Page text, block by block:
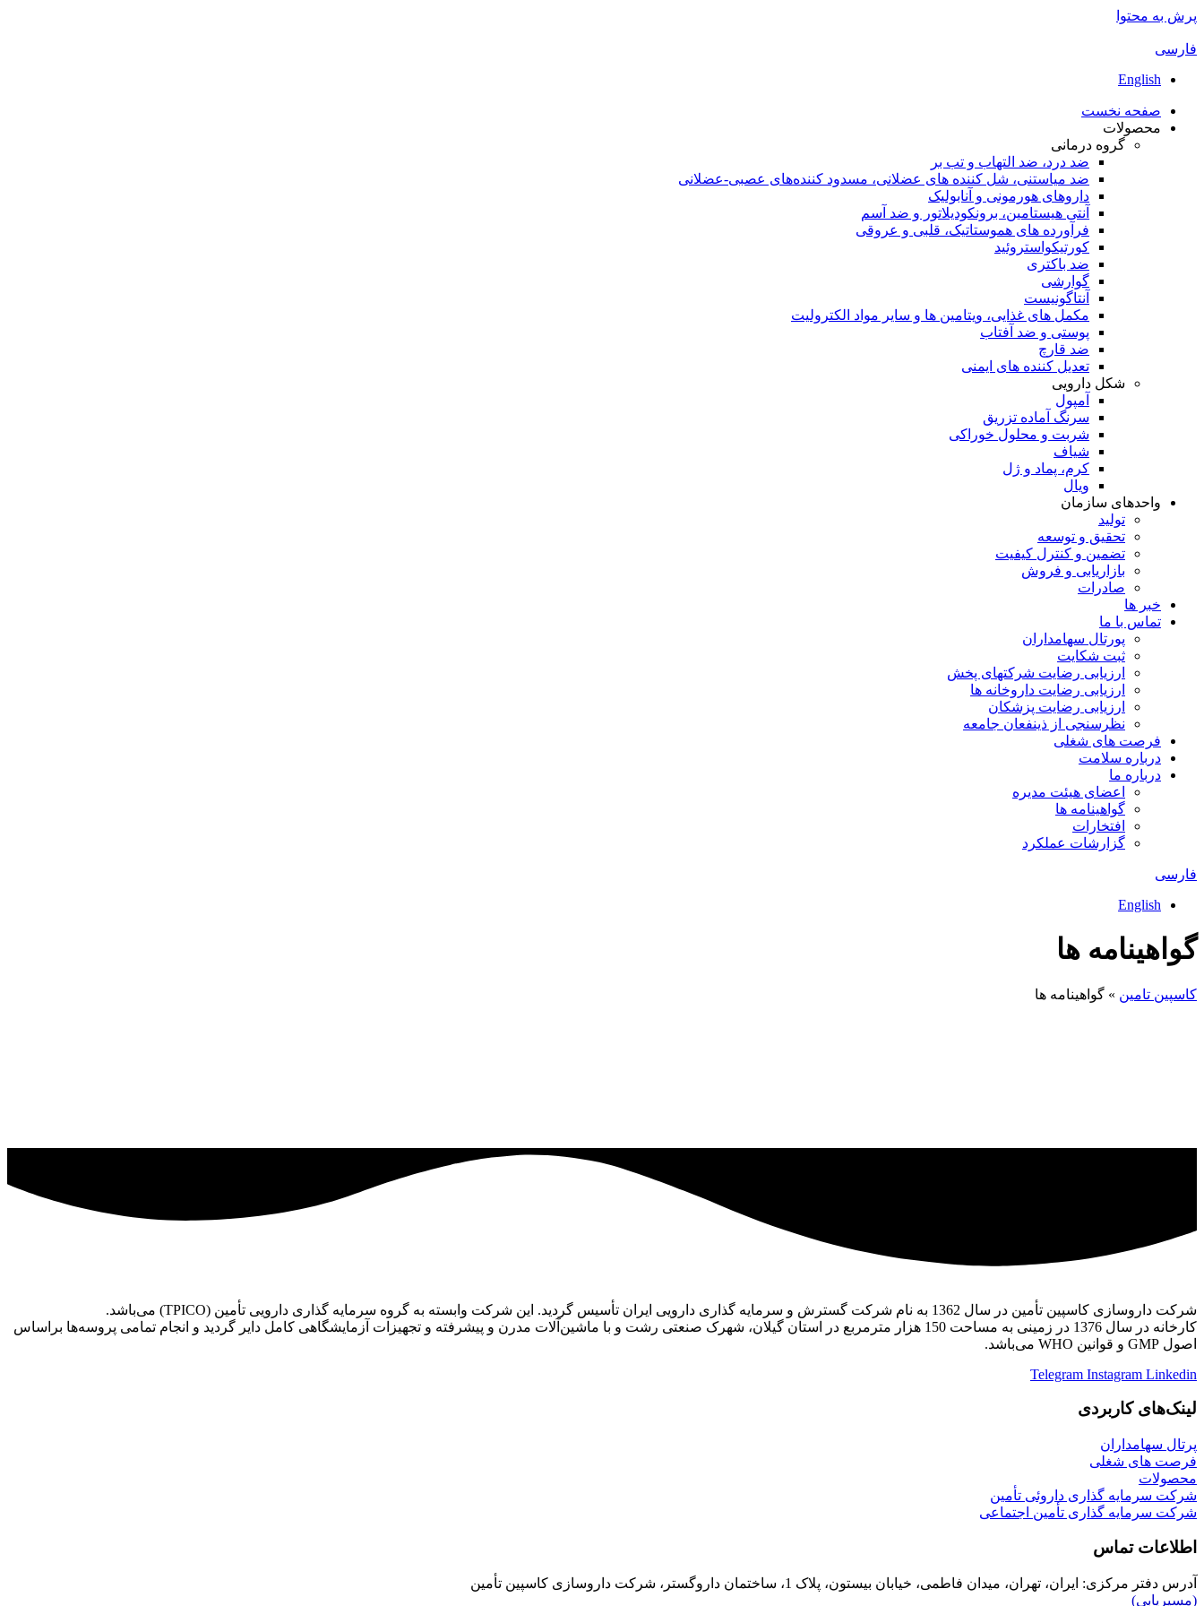
پرش به محتوا
فارسی
English
صفحه نخست
محصولات
گروه درمانی
ضد درد، ضد التهاب و تب بر
ضد میاستنی، شل کننده های عضلانی، مسدود کننده‌های عصبی-عضلانی
داروهای هورمونی و آنابولیک
آنتی هیستامین، برونکودیلاتور و ضد آسم
فرآورده های هموستاتیک، قلبی و عروقی
کورتیکواستروئید
ضد باکتری
گوارشی
آنتاگونیست
مکمل های غذایی، ویتامین ها و سایر مواد الکترولیت
پوستی و ضد آفتاب
ضد قارچ
تعدیل کننده های ایمنی
شکل دارویی
آمپول
سرنگ آماده تزریق
شربت و محلول خوراکی
شیاف
کرم، پماد و ژل
ویال
واحدهای سازمان
تولید
تحقیق و توسعه
تضمین و کنترل کیفیت
بازاریابی و فروش
صادرات
خبر ها
تماس با ما
پورتال سهامداران
ثبت شکایت
ارزیابی رضایت شرکتهای پخش
ارزیابی رضایت داروخانه ها
ارزیابی رضایت پزشکان
نظرسنجی از ذینفعان جامعه
فرصت های شغلی
درباره سلامت
درباره ما
اعضای هیئت مدیره
گواهینامه ها
افتخارات
گزارشات عملکرد
فارسی
English
گواهینامه ها
كاسپين تامين » گواهینامه ها
شرکت داروسازی کاسپین تأمین در سال 1362 به نام شرکت گسترش و سرمایه گذاری دارویی ایران تأسیس گردید. این شرکت وابسته به گروه سرمایه گذاری دارویی تأمین (TPICO) می‌باشد.
کارخانه در سال 1376 در زمینی به مساحت 150 هزار مترمربع در استان گیلان، شهرک صنعتی رشت و با ماشین‌آلات مدرن و پیشرفته و تجهیزات آزمایشگاهی کامل دایر گردید و انجام تمامی پروسه‌ها براساس
اصول GMP و قوانین WHO می‌باشد.
Telegram Instagram Linkedin
لینک‌های کاربردی
پرتال سهامداران
فرصت های شغلی
محصولات
شرکت سرمایه گذاری داروئی تأمین
شرکت سرمایه گذاری تأمین اجتماعی
اطلاعات تماس
آدرس دفتر مرکزی: ایران، تهران، میدان فاطمی، خیابان بیستون، پلاک 1، ساختمان داروگستر، شرکت داروسازی کاسپین تأمین
(مسیریابی)